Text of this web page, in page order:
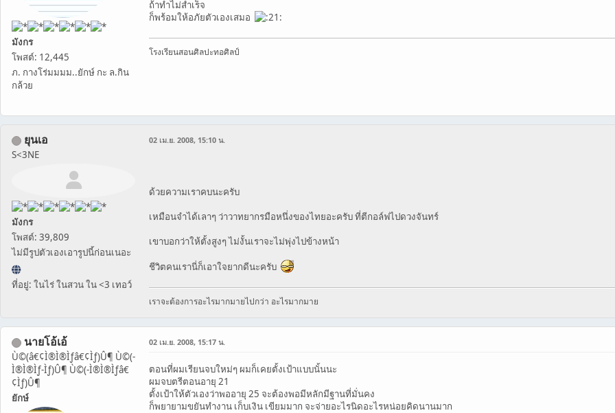
มังกร
โพสต์: 12,445
ภ. กางโร่มมมม..ยักษ์ กะ ล.กิน
กล้วย
ถ้าทำไม่สำเร็จ
ก็พร้อมให้อภัยตัวเองเสมอ
โรงเรียนสอนศิลปะทอศิลป์
ยุนเอ
S<3NE
มังกร
โพสต์: 39,809
ไม่มีรูปตัวเองเอารูปนี้ก่อนเนอะ
ที่อยู่: ในไร่ ในสวน ใน <3 เทอว์
02 เม.ย. 2008, 15:10 น.
ด้วยความเราคบนะครับ
เหมือนจำได้เลาๆ ว่าวาทยากรมือหนึ่งของไทยอะครับ ที่ตีกอล์ฟไปดวงจันทร์
เขาบอกว่าให้ตั้งสูงๆ ไม่งั้นเราจะไม่พุ่งไปข้างหน้า
ชีวิตคนเรานี่ก็เอาใจยากดีนะครับ
เราจะต้องการอะไรมากมายไปกว่า อะไรมากมาย
นายโอ้เอ้
Ù©(â€¢Ì®Ì®Ìƒâ€¢Ìƒ)Û¶ Ù©(-
Ì®Ì®Ìƒ-Ìƒ)Û¶ Ù©(-Ì®Ì®Ìƒâ€
¢Ìƒ)Û¶
ยักษ์
02 เม.ย. 2008, 15:17 น.
ตอนที่ผมเรียนจบใหม่ๆ ผมก็เคยตั้งเป้าแบบนั้นนะ
ผมจบตรีตอนอายุ 21
ตั้งเป้าให้ตัวเองว่าพออายุ 25 จะต้องพอมีหลักมีฐานที่มั่นคง
ก็พยายามขยันทำงาน เก็บเงิน เขียมมาก จะจ่ายอะไรนิดอะไรหน่อยคิดนานมาก